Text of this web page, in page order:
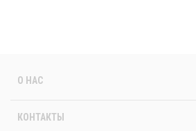
О НАС
КОНТАКТЫ